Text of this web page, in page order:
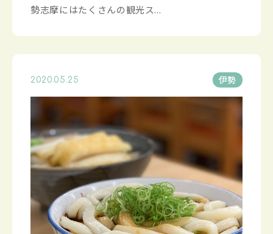
勢志摩にはたくさんの観光ス...
2020.05.25 伊勢